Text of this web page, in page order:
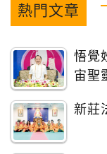
熱門文章
悟覺
宙聖
新莊